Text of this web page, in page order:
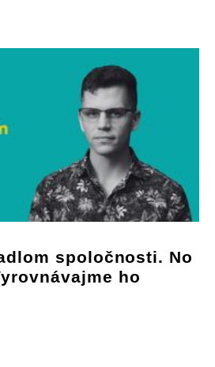
spoločnosti. No
ho